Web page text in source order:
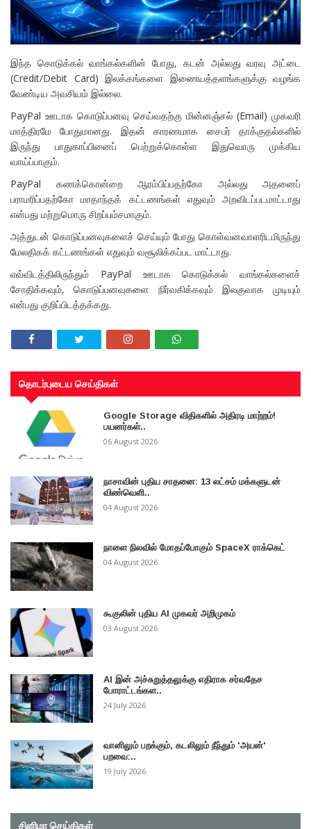
இந்த கொடுக்கல் வாங்கல்களின் போது, கடன் அல்லது வரவு அட்டை
(Credit/Debit Card) இலக்கங்களை இணையத்தளங்களுக்கு வழங்க
வேண்டிய அவசியம் இல்லை.
PayPal ஊடாக கொடுப்பனவு செய்வதற்கு மின்னஞ்சல் (Email) முகவரி
மாத்திரமே போதுமானது. இதன் காரணமாக சைபர் தாக்குதல்களில்
இருந்து பாதுகாப்பினைப் பெற்றுக்கொள்ள இதுவொரு முக்கிய
வாய்ப்பாகும்.
PayPal கணக்கொன்றை ஆரம்பிப்பதற்கோ அல்லது அதனைப்
பராமரிப்பதற்கோ மாதாந்தக் கட்டணங்கள் எதுவும் அறவிடப்படமாட்டாது
என்பது மற்றுமொரு சிறப்பம்சமாகும்.
அத்துடன் கொடுப்பனவுகளைச் செய்யும் போது கொள்வனவாளரிடமிருந்து
மேலதிகக் கட்டணங்கள் எதுவும் வசூலிக்கப்பட மாட்டாது.
எவ்விடத்திலிருந்தும் PayPal ஊடாக கொடுக்கல் வாங்கல்களைச்
சோதிக்கவும், கொடுப்பனவுகளை நிர்வகிக்கவும் இலகுவாக முடியும்
என்பது குறிப்பிடத்தக்கது.
தொடர்புடைய செய்திகள்
Google Storage விதிகளில் அதிரடி மாற்றம்!
பயனர்கள்..
06 August 2026
நாசாவின் புதிய சாதனை: 13 லட்சம் மக்களுடன்
விண்வெளி..
04 August 2026
நாளை நிலவில் மோதப்போகும் SpaceX ராக்கெட்
04 August 2026
கூகுலின் புதிய AI முகவர் அறிமுகம்
03 August 2026
AI இன் அச்சுறுத்தலுக்கு எதிராக சர்வதேச
போராட்டங்கள..
24 July 2026
வானிலும் பறக்கும், கடலிலும் நீந்தும் 'அயன்'
பறவை:..
19 July 2026
சினிமா செய்திகள்